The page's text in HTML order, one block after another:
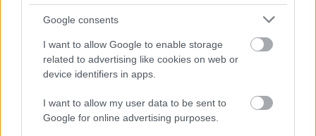
Google consents
I want to allow Google to enable storage
related to advertising like cookies on web or
device identifiers in apps.
I want to allow my user data to be sent to
Google for online advertising purposes.
négyzetméteren pusztítottak, három helyiséget érintve.
TOVÁBB OLVASOM
Kék hírek elhunyt,katasztrófavédelem
Cigaretta okozhatta az egyedül élő mezőtúri
férfi halálát